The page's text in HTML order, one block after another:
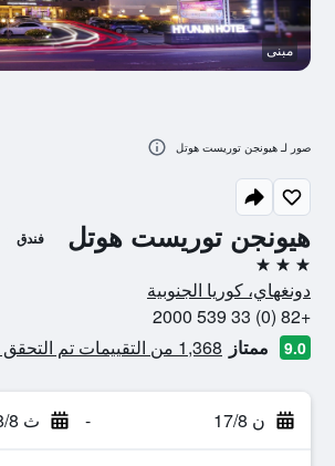
هيونجن توريست هوتل فندق
3 نجوم
دونغهاي، كوريا الجنوبية
+82 (0) 33 539 2000
9.0 ممتاز 1,368 من التقييمات تم التحقق منها
ن 17/8 - ث 18/8
مبنى
صور لـ هيونجن توريست هوتل